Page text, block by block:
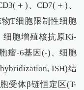
＋)、CD7(＋)、
T细胞限制性细胞
细胞增殖核抗原Ki-
瘤-6基因(-)、细胞
ISH)结
受体β链恒定区(T-